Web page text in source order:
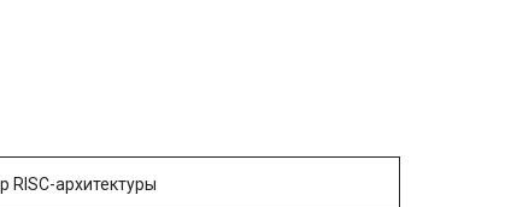
RISC-архитектуры